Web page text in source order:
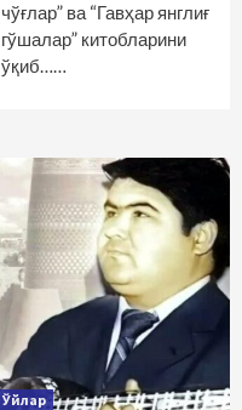
чўғлар” ва “Гавҳар янглиғ
гўшалар” китобларини
ўқиб……
Ўйлар